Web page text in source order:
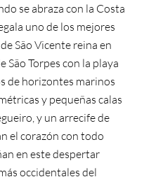
se abraza con la Costa
uno de los mejores
São Vicente reina en
São Torpes con la playa
de horizontes marinos
y pequeñas calas
y un arrecife de
el corazón con todo
en este despertar
occidentales del